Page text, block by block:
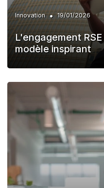
Innovation • 19/01/2026
L'engagement
modèle inspirant